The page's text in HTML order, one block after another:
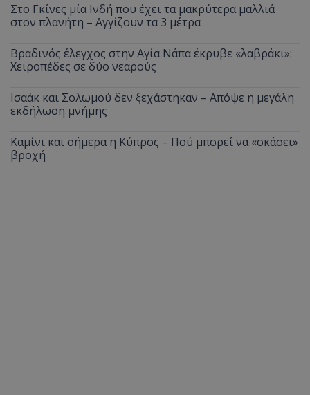
Στο Γκίνες μία Ινδή που έχει τα μακρύτερα μαλλιά
στον πλανήτη – Αγγίζουν τα 3 μέτρα
Βραδινός έλεγχος στην Αγία Νάπα έκρυβε «λαβράκι»:
Χειροπέδες σε δύο νεαρούς
Ισαάκ και Σολωμού δεν ξεχάστηκαν – Απόψε η μεγάλη
εκδήλωση μνήμης
Καμίνι και σήμερα η Κύπρος – Πού μπορεί να «σκάσει»
βροχή